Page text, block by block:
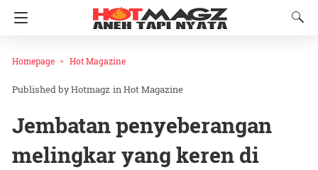
Homepage Hot Magazine
Hotmagz inHot Magazine
Jembatan penyeberangan
melingkar yang keren di